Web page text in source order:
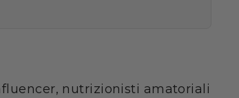
nutrizionisti amatoriali